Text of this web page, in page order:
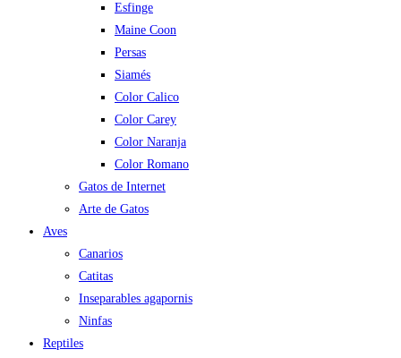
Esfinge
Maine Coon
Persas
Siamés
Color Calico
Color Carey
Color Naranja
Color Romano
Gatos de Internet
Arte de Gatos
Aves
Canarios
Catitas
Inseparables agapornis
Ninfas
Reptiles